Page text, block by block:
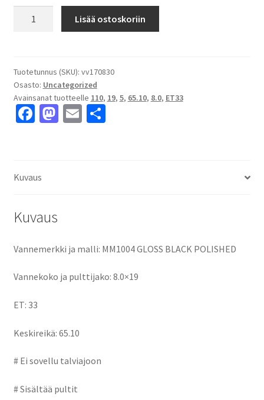
8.0x19"
5x110
ET33
keskireikä:65.10
Lisää ostoskoriin
Tuotetunnus (SKU): vv170830
Osasto: Uncategorized
Avainsanat tuotteelle 110, 19, 5, 65.10, 8.0, ET33
Fa
o
M E S
Kuvaus
Kuvaus
Vannemerkki ja malli: MM1004 GLOSS BLACK POLISHED
Vannekoko ja pulttijako: 8.0×19
ET: 33
Keskireikä: 65.10
# Ei sovellu talviajoon
# Sisältää pultit